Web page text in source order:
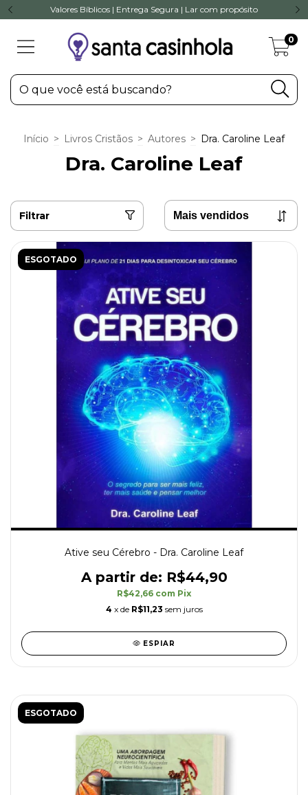
Valores Bíblicos | Entrega Segura | Lar com propósito
0
Início > Livros Cristãos > Autores > Dra. Caroline Leaf
Dra. Caroline Leaf
Filtrar
ESGOTADO
Ative seu Cérebro - Dra. Caroline Leaf
R$44,90
R$42,66 com Pix
4 x de R$11,23 sem juros
ESPIAR
ESGOTADO